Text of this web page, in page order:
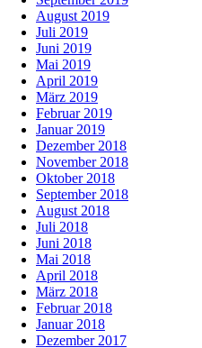
August 2019
Juli 2019
Juni 2019
Mai 2019
April 2019
März 2019
Februar 2019
Januar 2019
Dezember 2018
November 2018
Oktober 2018
September 2018
August 2018
Juli 2018
Juni 2018
Mai 2018
April 2018
März 2018
Februar 2018
Januar 2018
Dezember 2017